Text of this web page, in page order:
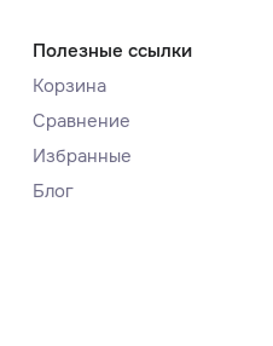
Полезные ссылки
Корзина
Сравнение
Избранные
Блог